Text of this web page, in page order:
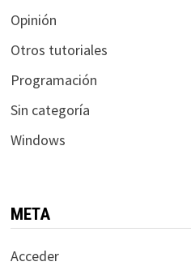
Opinión
Otros tutoriales
Programación
Sin categoría
Windows
META
Acceder